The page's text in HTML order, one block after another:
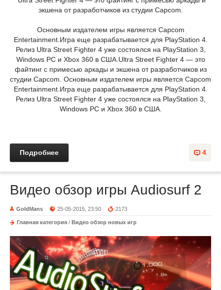
экшена от разработчиков из студии Capcom.
Основным издателем игры является Capcom
Entertainment.Игра еще разрабатывается для PlayStation 4.
Релиз Ultra Street Fighter 4 уже состоялся на PlayStation 3,
Windows PC и Xbox 360 в США.Ultra Street Fighter 4 — это
файтинг с примесью аркады и экшена от разработчиков из
студии Capcom. Основным издателем игры является Capcom
Entertainment.Игра еще разрабатывается для PlayStation 4.
Релиз Ultra Street Fighter 4 уже состоялся на PlayStation 3,
Windows PC и Xbox 360 в США.
4
Подробнее
Видео обзор игры Audiosurf 2
GoldMans 25-05-2015, 23:50 2173
Главная категория / Видео обзор новых игр